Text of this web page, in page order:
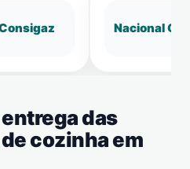
Nacional Gás
das
cozinha em